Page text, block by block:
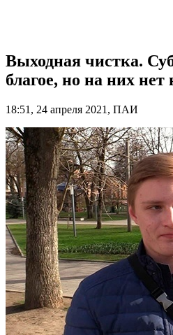
Выходная чистка.
благое, но на них нет
18:51, 24 апреля 2021, ПАИ